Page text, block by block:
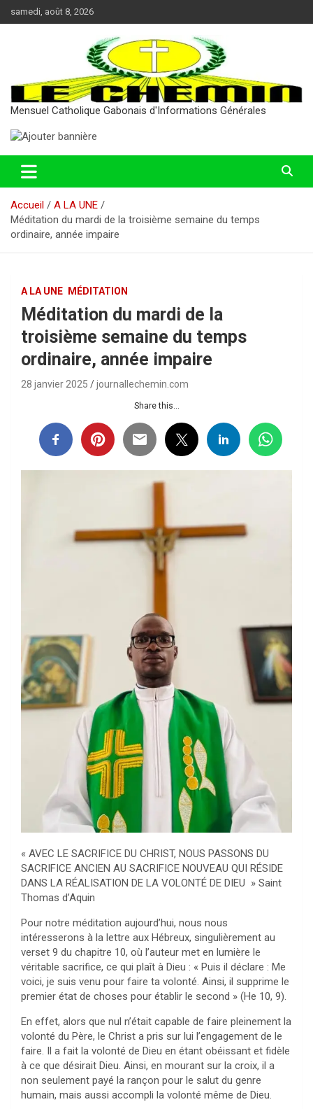
au
samedi, août 8, 2026
Mensuel Catholique Gabonais d'Informations Générales
Accueil
A LA UNE
Méditation du mardi de la troisième semaine du temps
ordinaire, année impaire
A LA UNE MÉDITATION
Méditation du mardi de la
troisième semaine du temps
ordinaire, année impaire
28 janvier 2025 journallechemin.com
Share this...
« AVEC LE SACRIFICE DU CHRIST, NOUS PASSONS DU
SACRIFICE ANCIEN AU SACRIFICE NOUVEAU QUI RÉSIDE
DANS LA RÉALISATION DE LA VOLONTÉ DE DIEU » Saint
Thomas d’Aquin
Pour notre méditation aujourd’hui, nous nous
intéresserons à la lettre aux Hébreux, singulièrement au
verset 9 du chapitre 10, où l’auteur met en lumière le
véritable sacrifice, ce qui plaît à Dieu : « Puis il déclare : Me
voici, je suis venu pour faire ta volonté. Ainsi, il supprime le
premier état de choses pour établir le second » (He 10, 9).
En effet, alors que nul n’était capable de faire pleinement la
volonté du Père, le Christ a pris sur lui l’engagement de le
faire. Il a fait la volonté de Dieu en étant obéissant et fidèle
à ce que désirait Dieu. Ainsi, en mourant sur la croix, il a
non seulement payé la rançon pour le salut du genre
humain, mais aussi accompli la volonté même de Dieu.